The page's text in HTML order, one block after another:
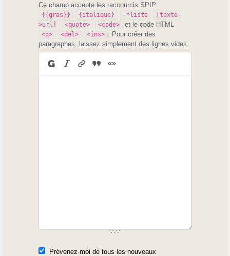
Ce champ accepte les raccourcis SPIP
{{gras}} {italique} -*liste
[texte-
>url]
<quote> <code> et le code HTML
<q> <del> <ins>
. Pour créer des
paragraphes, laissez simplement des lignes vides.
Prévenez-moi de tous les nouveaux